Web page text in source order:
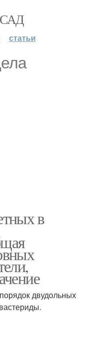
статьи
в
двудольных